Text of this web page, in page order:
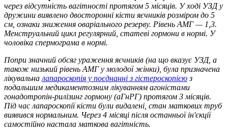
через відсутність вагітності протягом 5 місяців. У ході УЗД у
дружини виявлено двосторонні кісти яєчників розміром до 5
см, ознаки зниження оваріального резерву. Рівень АМГ — 1,3.
Менструальний цикл регулярний, статеві гормони в нормі. У
чоловіка спермограма в нормі.
Попри значний обсяг ураження яєчників (на що вказує УЗД, а
також низький рівень АМГ у молодої жінки), була призначена
лікувальна лапароскопія у поєднанні з гістероскопієюз
подальшим медикаментозним лікуванням агоністами
гонадотропін-рилізинг гормону (аГнРГ) протягом 3 місяців.
Під час лапароскопії кісти були видалені, стан маткових труб
виявився нормальним. Через 4 місяці після останньої ін'єкції
самостійно настала маткова вагітність.